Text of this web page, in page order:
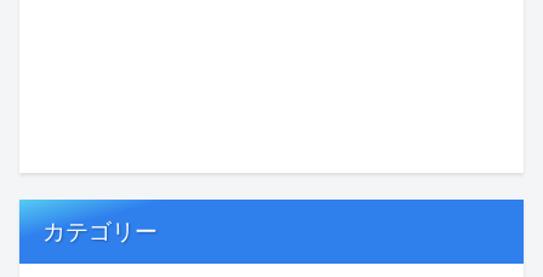
カテゴリー